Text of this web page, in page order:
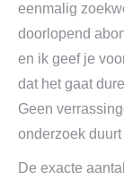
eenmalig
doorlopend
en ik geef je
dat het gaat
Geen
onderzoek
De exacte